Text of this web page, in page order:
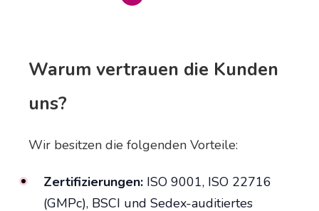
Warum vertrauen die Kunden
uns?
Wir besitzen die folgenden Vorteile:
Zertifizierungen: ISO 9001, ISO 22716
(GMPc), BSCI und Sedex-auditiertes